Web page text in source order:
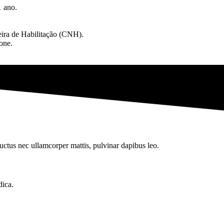
ano.
de Habilitação (CNH).
nec ullamcorper mattis, pulvinar dapibus leo.